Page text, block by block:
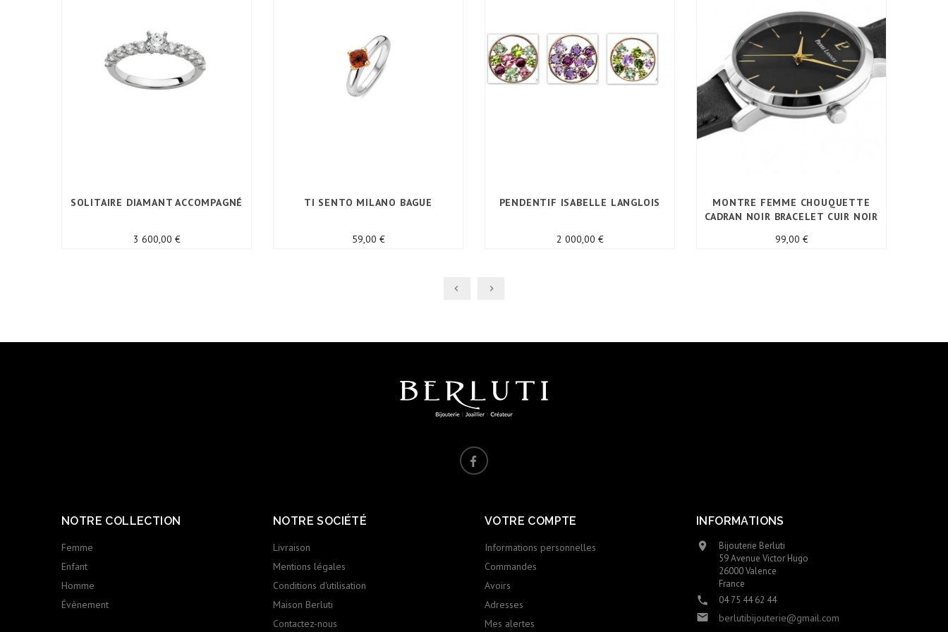
SOLITAIRE DIAMANT ACCOMPAGNÉ
3 600,00 €Prix
TI SENTO MILANO BAGUE
59,00 €Prix
PENDENTIF ISABELLE LANGLOIS
2 000,00 €Prix
MONTRE FEMME CHOUQUETTE
CADRAN NOIR BRACELET CUIR NOIR
99,00 €Prix
NOTRE COLLECTION
Femme
Enfant
Homme
Évènement
NOTRE SOCIÉTÉ
Livraison
Mentions légales
Conditions d'utilisation
Maison Berluti
Contactez-nous
VOTRE COMPTE
Informations personnelles
Commandes
Avoirs
Adresses
Mes alertes
INFORMATIONS

Bijouterie Berluti
59 Avenue Victor Hugo
26000 Valence
France
 04 75 44 62 44
 berlutibijouterie@gmail.com